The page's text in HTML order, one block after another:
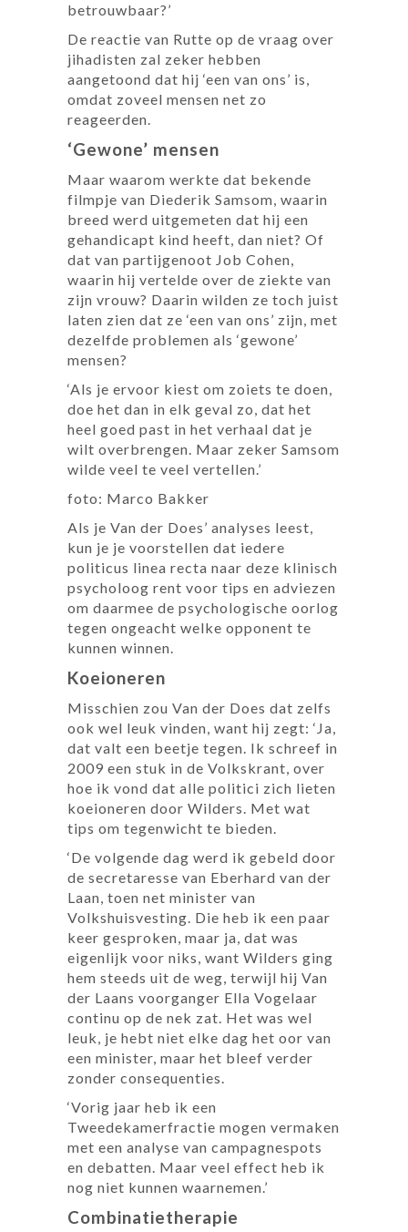
betrouwbaar?’
De reactie van Rutte op de vraag over
jihadisten zal zeker hebben
aangetoond dat hij ‘een van ons’ is,
omdat zoveel mensen net zo
reageerden.
‘Gewone’ mensen
Maar waarom werkte dat bekende
filmpje van Diederik Samsom, waarin
breed werd uitgemeten dat hij een
gehandicapt kind heeft, dan niet? Of
dat van partijgenoot Job Cohen,
waarin hij vertelde over de ziekte van
zijn vrouw? Daarin wilden ze toch juist
laten zien dat ze ‘een van ons’ zijn, met
dezelfde problemen als ‘gewone’
mensen?
‘Als je ervoor kiest om zoiets te doen,
doe het dan in elk geval zo, dat het
heel goed past in het verhaal dat je
wilt overbrengen. Maar zeker Samsom
wilde veel te veel vertellen.’
foto: Marco Bakker
Als je Van der Does’ analyses leest,
kun je je voorstellen dat iedere
politicus linea recta naar deze klinisch
psycholoog rent voor tips en adviezen
om daarmee de psychologische oorlog
tegen ongeacht welke opponent te
kunnen winnen.
Koeioneren
Misschien zou Van der Does dat zelfs
ook wel leuk vinden, want hij zegt: ‘Ja,
dat valt een beetje tegen. Ik schreef in
2009 een stuk in de Volkskrant, over
hoe ik vond dat alle politici zich lieten
koeioneren door Wilders. Met wat
tips om tegenwicht te bieden.
‘De volgende dag werd ik gebeld door
de secretaresse van Eberhard van der
Laan, toen net minister van
Volkshuisvesting. Die heb ik een paar
keer gesproken, maar ja, dat was
eigenlijk voor niks, want Wilders ging
hem steeds uit de weg, terwijl hij Van
der Laans voorganger Ella Vogelaar
continu op de nek zat. Het was wel
leuk, je hebt niet elke dag het oor van
een minister, maar het bleef verder
zonder consequenties.
‘Vorig jaar heb ik een
Tweedekamerfractie mogen vermaken
met een analyse van campagnespots
en debatten. Maar veel effect heb ik
nog niet kunnen waarnemen.’
Combinatietherapie